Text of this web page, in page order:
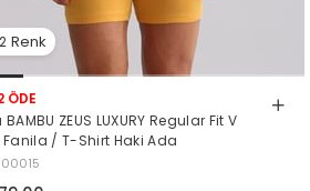
ÖDE
BAMBU ZEUS LUXURY Regular Fit V
Fanila / T-Shirt Haki Ada